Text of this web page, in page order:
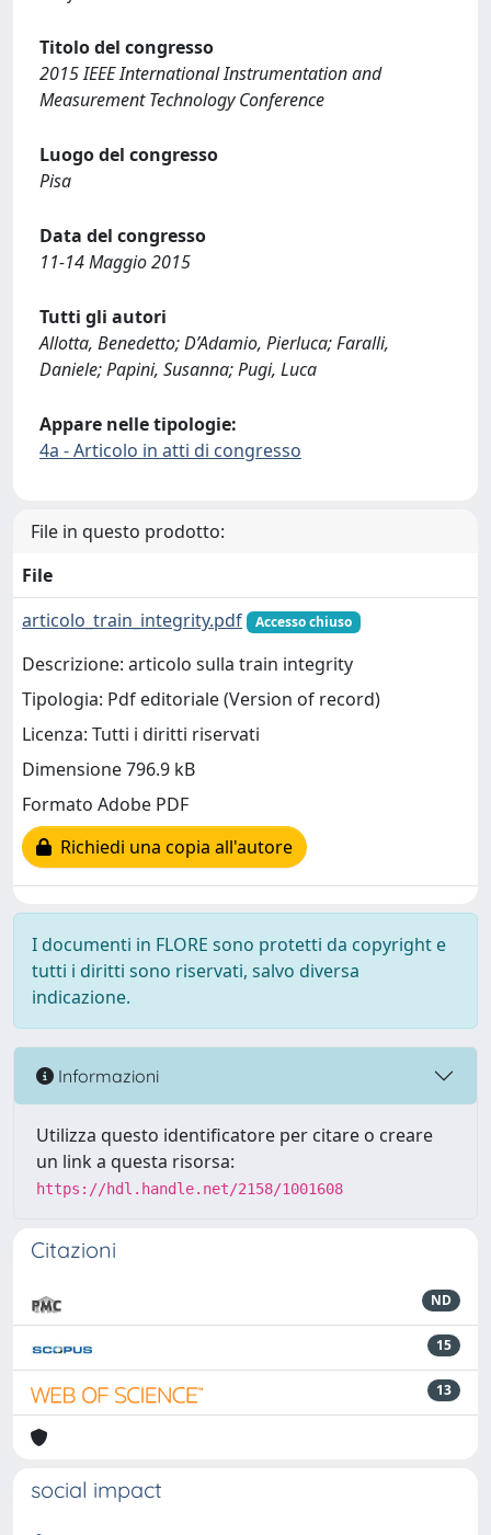
Titolo del congresso
2015 IEEE International Instrumentation and
Measurement Technology Conference
Luogo del congresso
Pisa
Data del congresso
11-14 Maggio 2015
Tutti gli autori
Allotta, Benedetto; D’Adamio, Pierluca; Faralli,
Daniele; Papini, Susanna; Pugi, Luca
Appare nelle tipologie:
4a - Articolo in atti di congresso
File in questo prodotto:
File
articolo_train_integrity.pdf
Accesso chiuso
Descrizione: articolo sulla train integrity
Tipologia: Pdf editoriale (Version of record)
Licenza: Tutti i diritti riservati
Dimensione 796.9 kB
Formato Adobe PDF
Richiedi una copia all'autore
I documenti in FLORE sono protetti da copyright e
tutti i diritti sono riservati, salvo diversa
indicazione.
Informazioni
Utilizza questo identificatore per citare o creare
un link a questa risorsa:
https://hdl.handle.net/2158/1001608
Citazioni
ND
15
13
social impact